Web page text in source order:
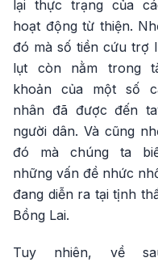
lại thực trạng của
hoạt động từ thiện.
đó mà số tiền cứu trợ
lụt còn nằm trong
khoản của một số
nhân đã được đến
người dân. Và cũng
đó mà chúng ta
những vấn đề nhức
đang diễn ra tại tịnh
Bồng Lai.
Tuy nhiên, về